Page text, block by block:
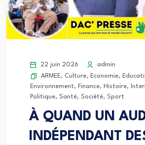
22 juin 2026
admin
ARMEE, Culture, Economie,
Environnement, Finance, Histoire,
Politique, Santé, Société, Sport
À QUAND UN
INDÉPENDANT